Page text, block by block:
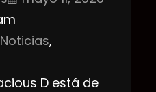
Noticias
D está de